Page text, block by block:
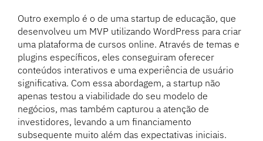
Outro exemplo é o de uma startup de educação, que
desenvolveu um MVP utilizando WordPress para criar
uma plataforma de cursos online. Através de temas e
plugins específicos, eles conseguiram oferecer
conteúdos interativos e uma experiência de usuário
significativa. Com essa abordagem, a startup não
apenas testou a viabilidade do seu modelo de
negócios, mas também capturou a atenção de
investidores, levando a um financiamento
subsequente muito além das expectativas iniciais.